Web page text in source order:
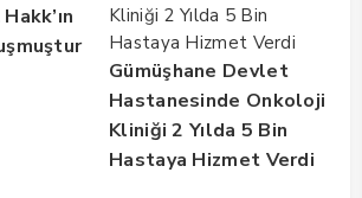
Gümüşhane Devlet
Hastanesinde Onkoloji
Kliniği 2 Yılda 5 Bin
Hastaya Hizmet Verdi